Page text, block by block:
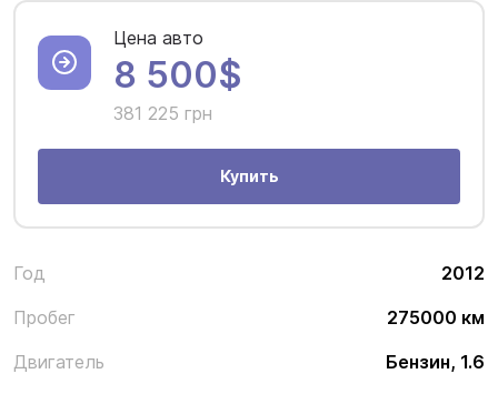
Год
2012
Пробег
275000 км
Двигатель
Бензин, 1.6
Цена авто
8 500$
381 225 грн
Купить